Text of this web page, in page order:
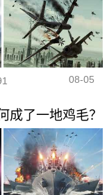
08-05
成了一地鸡毛？